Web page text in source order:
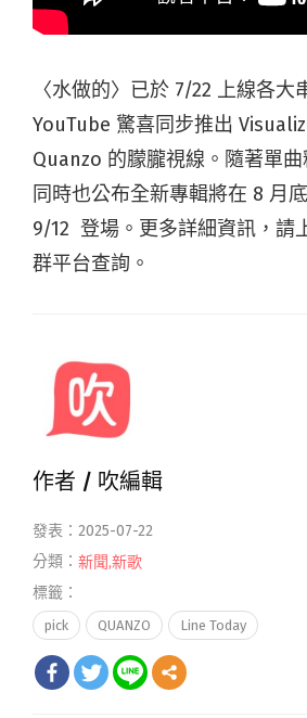
〈水做的〉已於 7/22 上線各大
YouTube 驚喜同步推出
Quanzo 的朦朧視線。隨著單
同時也公布全新專輯將在 8 月
9/12 登場。更多詳細資訊，請
群平台查詢。
作者 / 吹編輯
發表：2025-07-22
分類： 新聞,新歌
標籤：
pick QUANZO Line Today